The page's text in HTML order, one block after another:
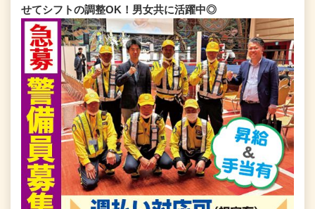
せてシフトの調整OK！男女共に活躍中◎